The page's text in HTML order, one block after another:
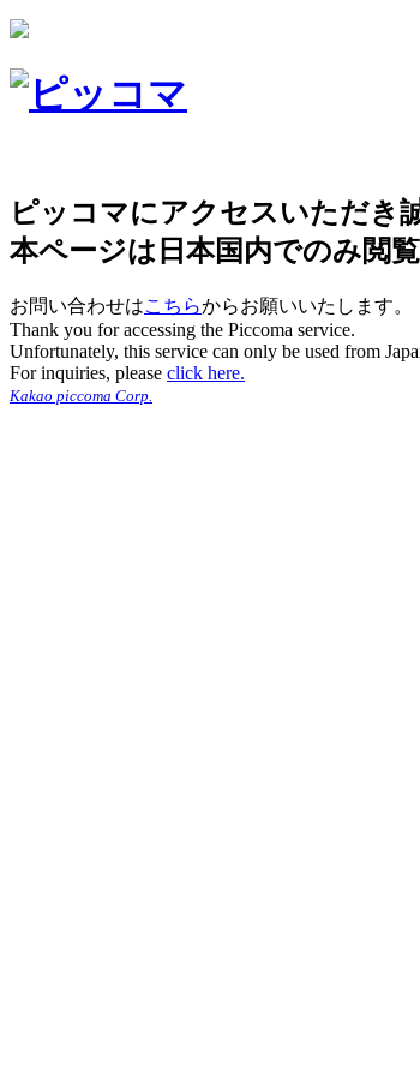
ピッコマにアクセスいただき
本ページは日本国内でのみ閲
お問い合わせはこちらからお願いいたします。
Thank you for accessing the Piccoma service.
Unfortunately, this service can only be used from
For inquiries, please click here.
Kakao piccoma Corp.